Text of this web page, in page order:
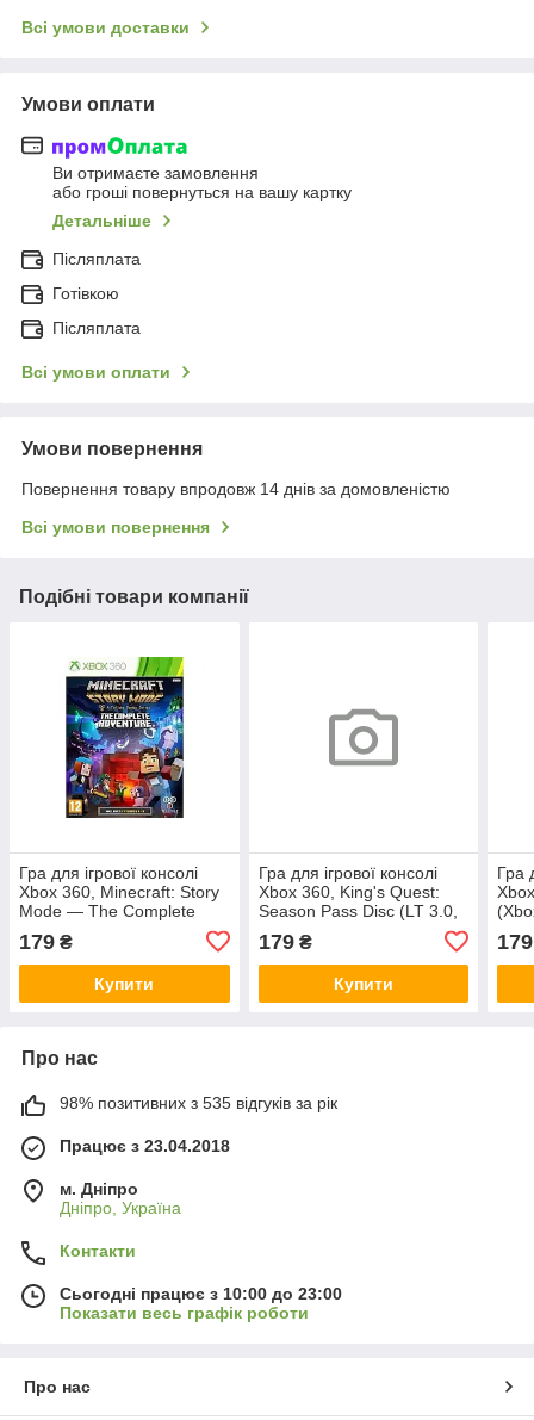
Всі умови доставки
Умови оплати
Ви отримаєте замовлення
або гроші повернуться на вашу картку
Детальніше
Післяплата
Готівкою
Післяплата
Всі умови оплати
Умови повернення
Повернення товару впродовж 14 днів за домовленістю
Всі умови повернення
Подібні товари компанії
Гра для ігрової консолі
Xbox 360, Minecraft: Story
Mode — The Complete
Adventure (LT 3.0, LT 2.0)
179 ₴
Купити
Гра для ігрової консолі
Xbox 360, King's Quest:
Season Pass Disc (LT 3.0,
179₴
Купити
Гра
179
Про нас
98% позитивних з 535 відгуків за рік
Працює з 23.04.2018
м. Дніпро
Дніпро, Україна
Контакти
Сьогодні працює з 10:00 до 23:00
Показати весь графік роботи
Про нас